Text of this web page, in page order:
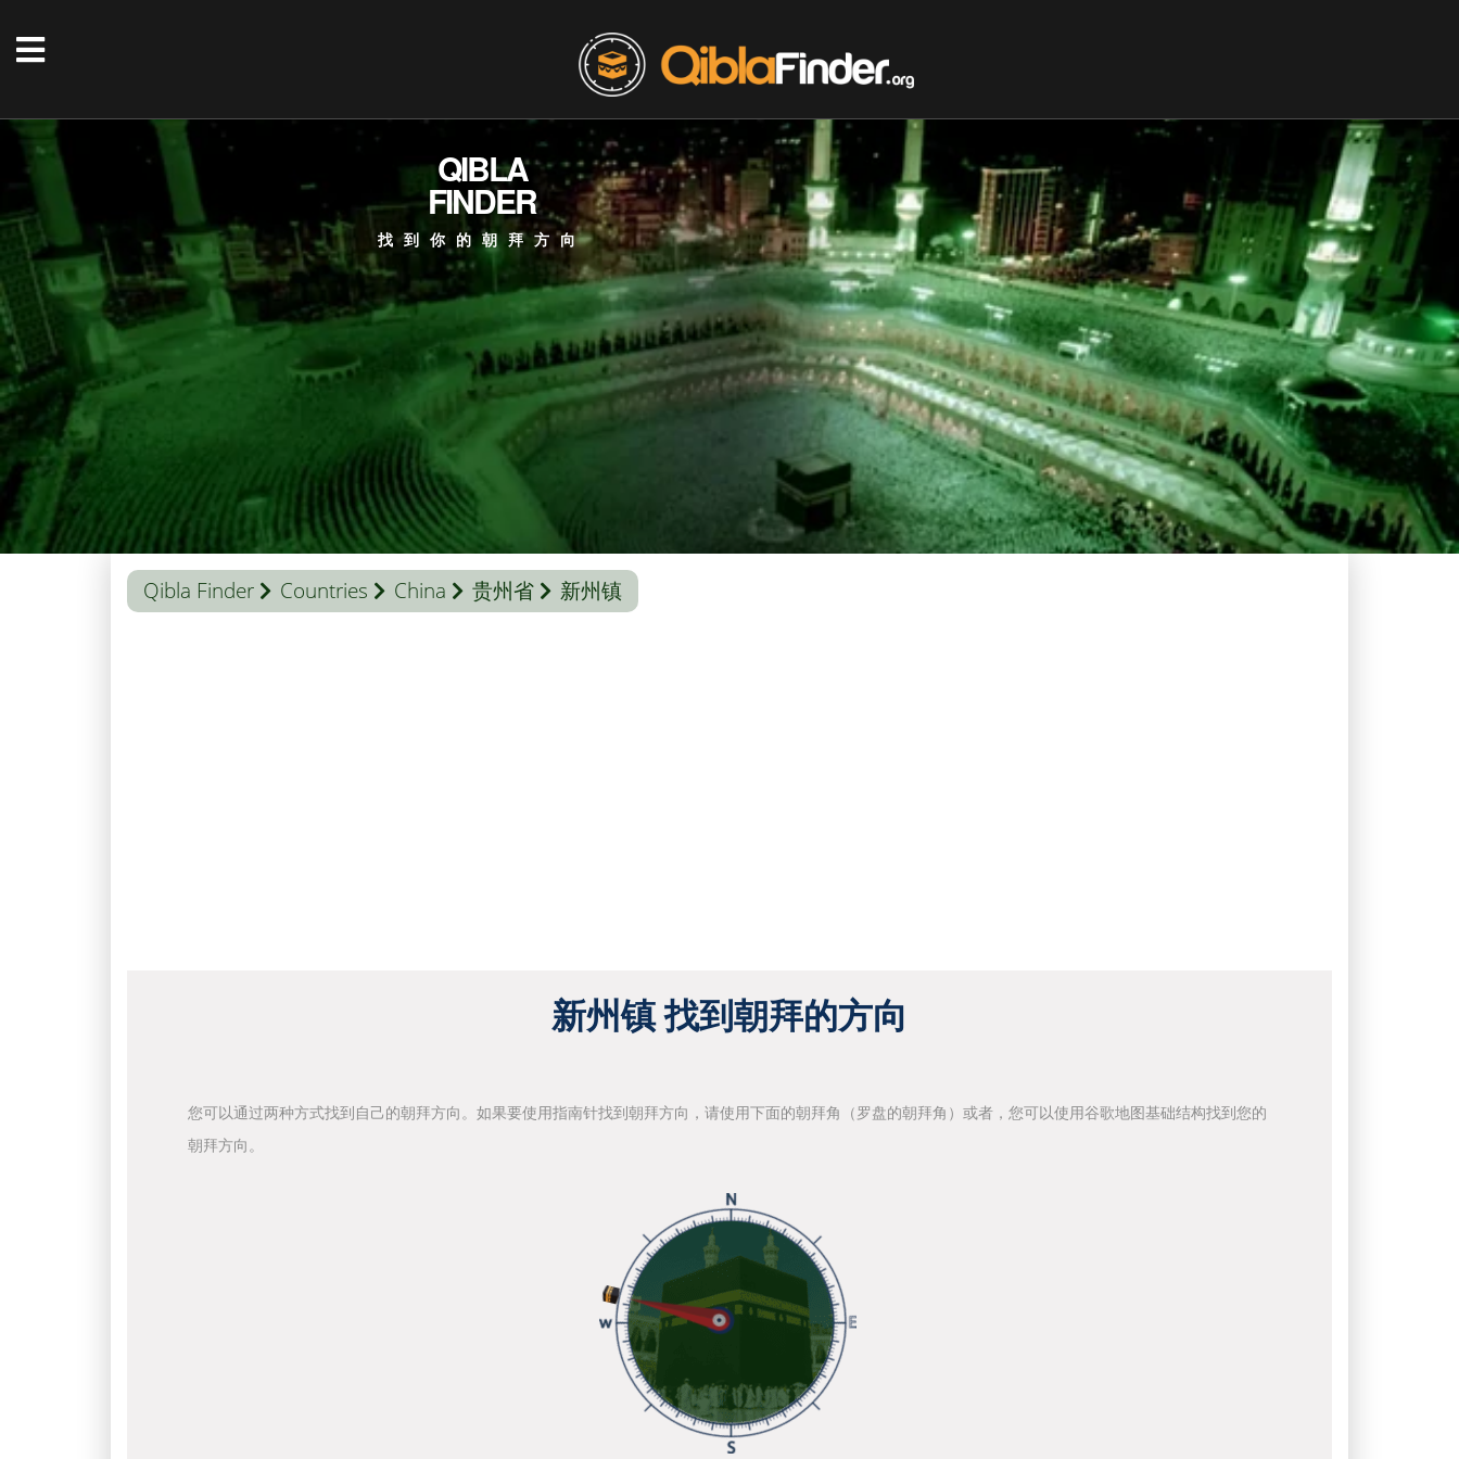
QIBLA
FINDER
找到你的朝拜方向
Qibla Finder Countries China 贵州省 新州镇
新州镇 找到朝拜的方向
您可以通过两种方式找到自己的朝拜方向。如果要使用指南针找到朝拜方向，请使用下面的朝拜角（罗盘的朝拜角）或者，您可以使用谷歌地图基础结构找到您的
朝拜方向。